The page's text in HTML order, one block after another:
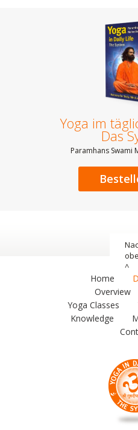
Yoga im
Das
Paramhans Swami
^
Home
Overview
Yoga Classes
Knowledge